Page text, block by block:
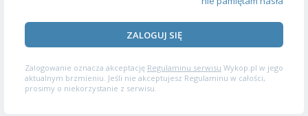
ZALOGUJ SIĘ
Zalogowanie oznacza akceptację Regulaminu serwisu Wykop.pl w jego
aktualnym brzmieniu. Jeśli nie akceptujesz Regulaminu w całości,
prosimy o niekorzystanie z serwisu.